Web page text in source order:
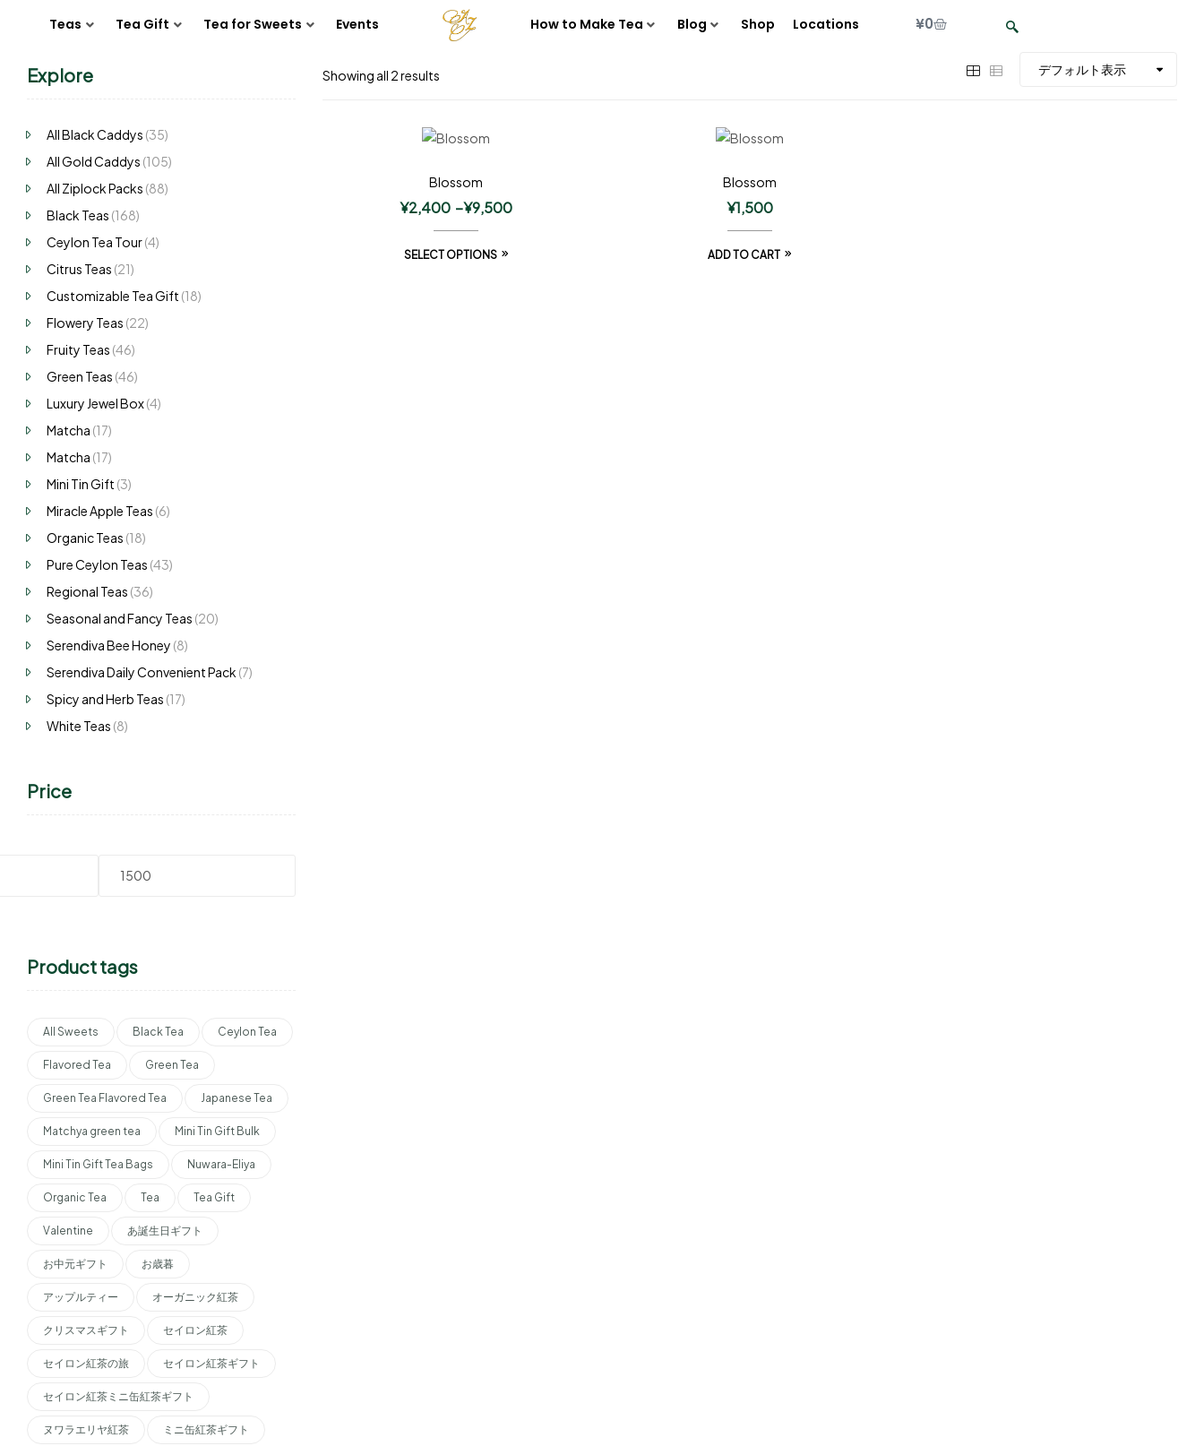
Teas Tea Gift Tea for Sweets Events How to Make Tea Blog Shop Locations ¥0
Showing all 2 results
Blossom
¥2,400 –¥9,500
SELECT OPTIONS
Blossom
¥1,500
ADD TO CART
Explore
All Black Caddys (35)
All Gold Caddys (105)
All Ziplock Packs (88)
Black Teas (168)
Ceylon Tea Tour(4)
Citrus Teas (21)
Customizable Tea Gift (18)
Flowery Teas (22)
Fruity Teas (46)
Green Teas (46)
Luxury Jewel Box(4)
Matcha (17)
Matcha (17)
Mini Tin Gift (3)
Miracle Apple Teas (6)
Organic Teas (18)
Pure Ceylon Teas (43)
Regional Teas (36)
Seasonal and Fancy Teas (20)
Serendiva Bee Honey (8)
Serendiva Daily Convenient Pack (7)
Spicy and Herb Teas (17)
White Teas (8)
Price
Product tags
All Sweets Black Tea Ceylon Tea
Flavored Tea Green Tea
Green Tea Flavored Tea Japanese Tea
Matchya green tea Mini Tin Gift Bulk
Mini Tin Gift Tea Bags Nuwara-Eliya
Organic Tea Tea Tea Gift
Valentine あ誕生日ギフト
お中元ギフト お歳暮
アップルティー オーガニック紅茶
クリスマスギフト セイロン紅茶
セイロン紅茶の旅 セイロン紅茶ギフト
セイロン紅茶ミニ缶紅茶ギフト
ヌワラエリヤ紅茶 ミニ缶紅茶ギフト